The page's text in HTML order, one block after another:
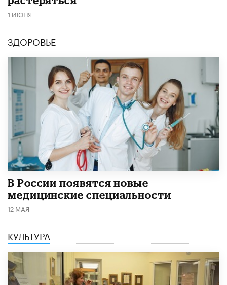
1 ИЮНЯ
ЗДОРОВЬЕ
В России появятся новые
медицинские специальности
12 МАЯ
КУЛЬТУРА